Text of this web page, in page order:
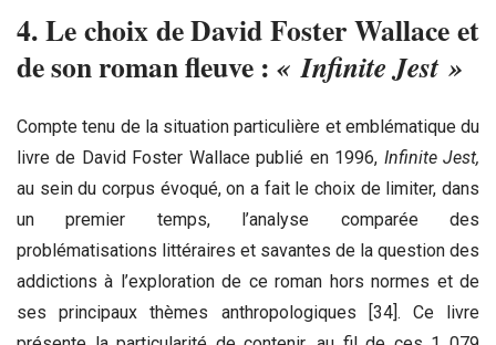
4. Le choix de David Foster Wallace et
de son roman fleuve : « Infinite Jest »
Compte tenu de la situation particulière et emblématique du
livre de David Foster Wallace publié en 1996, Infinite Jest,
au sein du corpus évoqué, on a fait le choix de limiter, dans
un premier temps, l’analyse comparée des
problématisations littéraires et savantes de la question des
addictions à l’exploration de ce roman hors normes et de
ses principaux thèmes anthropologiques [34]. Ce livre